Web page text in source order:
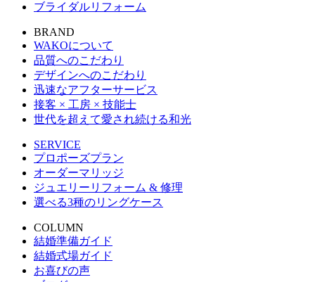
ブライダルリフォーム
BRAND
WAKOについて
品質へのこだわり
デザインへのこだわり
迅速なアフターサービス
接客 × 工房 × 技能士
世代を超えて愛され続ける和光
SERVICE
プロポーズプラン
オーダーマリッジ
ジュエリーリフォーム & 修理
選べる3種のリングケース
COLUMN
結婚準備ガイド
結婚式場ガイド
お喜びの声